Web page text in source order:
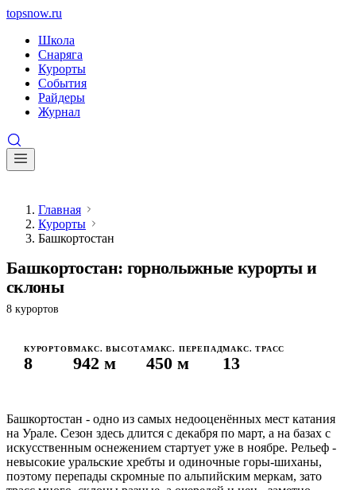
topsnow.ru
Школа
Снаряга
Курорты
События
Райдеры
Журнал
Главная
Курорты
Башкортостан
Башкортостан: горнолыжные курорты и
склоны
8 курортов
КУРОРТОВ
8
МАКС. ВЫСОТА
942 м
МАКС. ПЕРЕПАД
450 м
МАКС. ТРАСС
13
Башкортостан - одно из самых недооценённых мест катания
на Урале. Сезон здесь длится с декабря по март, а на базах с
искусственным оснежением стартует уже в ноябре. Рельеф -
невысокие уральские хребты и одиночные горы-шиханы,
поэтому перепады скромные по альпийским меркам, зато